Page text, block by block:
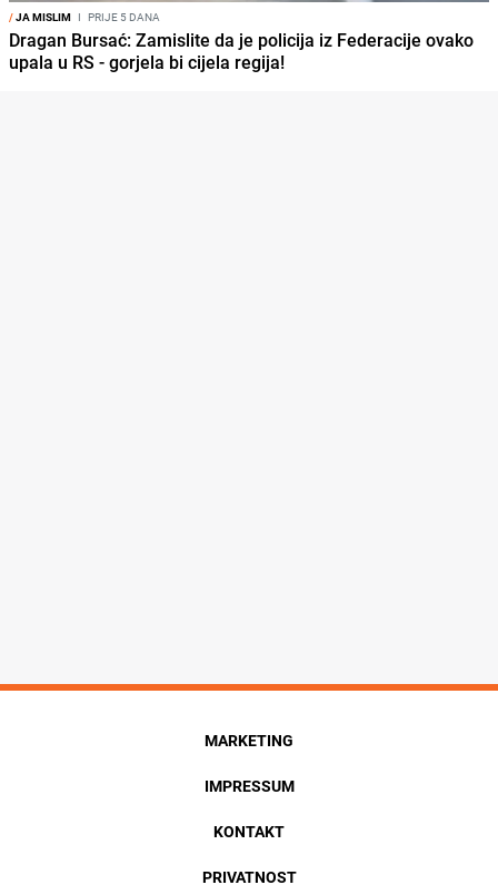
/JA MISLIM I PRIJE 5 DANA
Dragan Bursać: Zamislite da je policija iz Federacije ovako
upala u RS - gorjela bi cijela regija!
MARKETING
IMPRESSUM
KONTAKT
PRIVATNOST